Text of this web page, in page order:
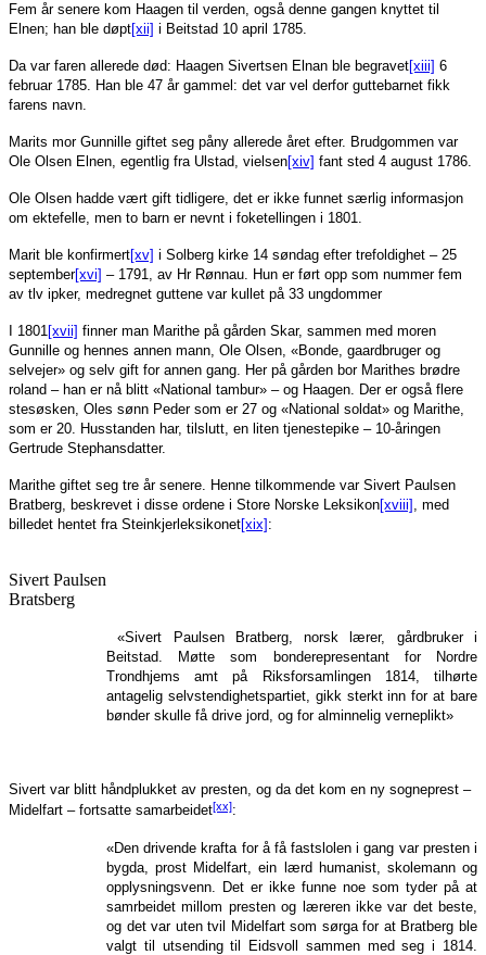
Fem år senere kom Haagen til verden, også denne gangen knyttet til
Elnen; han ble døpt[xii] i Beitstad 10 april 1785.
Da var faren allerede død: Haagen Sivertsen Elnan ble begravet[xiii] 6
februar 1785. Han ble 47 år gammel: det var vel derfor guttebarnet fikk
farens navn.
Marits mor Gunnille giftet seg påny allerede året efter. Brudgommen var
Ole Olsen Elnen, egentlig fra Ulstad, vielsen[xiv] fant sted 4 august 1786.
Ole Olsen hadde vært gift tidligere, det er ikke funnet særlig informasjon
om ektefelle, men to barn er nevnt i foketellingen i 1801.
Marit ble konfirmert[xv] i Solberg kirke 14 søndag efter trefoldighet – 25
september[xvi] – 1791, av Hr Rønnau. Hun er ført opp som nummer fem
av tlv ipker, medregnet guttene var kullet på 33 ungdommer
I 1801[xvii] finner man Marithe på gården Skar, sammen med moren
Gunnille og hennes annen mann, Ole Olsen, «Bonde, gaardbruger og
selvejer» og selv gift for annen gang. Her på gården bor Marithes brødre
roland – han er nå blitt «National tambur» – og Haagen. Der er også flere
stesøsken, Oles sønn Peder som er 27 og «National soldat» og Marithe,
som er 20. Husstanden har, tilslutt, en liten tjenestepike – 10-åringen
Gertrude Stephansdatter.
Marithe giftet seg tre år senere. Henne tilkommende var Sivert Paulsen
Bratberg, beskrevet i disse ordene i Store Norske Leksikon[xviii] , med
billedet hentet fra Steinkjerleksikonet[xix] :
Sivert Paulsen
Bratsberg
«Sivert Paulsen Bratberg, norsk lærer, gårdbruker i
Beitstad. Møtte som bonderepresentant for Nordre
Trondhjems amt på Riksforsamlingen 1814, tilhørte
antagelig selvstendighetspartiet, gikk sterkt inn for at bare
bønder skulle få drive jord, og for alminnelig verneplikt»
Sivert var blitt håndplukket av presten, og da det kom en ny sogneprest –
Midelfart – fortsatte samarbeidet[xx]:
«Den drivende krafta for å få fastslolen i gang var presten i
bygda, prost Midelfart, ein lærd humanist, skolemann og
opplysningsvenn. Det er ikke funne noe som tyder på at
samrbeidet millom presten og læreren ikke var det beste,
og det var uten tvil Midelfart som sørga for at Bratberg ble
valgt til utsending til Eidsvoll sammen med seg i 1814.